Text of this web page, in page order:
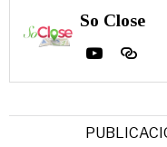
So Close